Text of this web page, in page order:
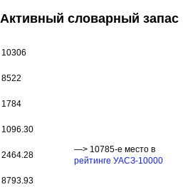
Активный словарный запас
10306
8522
1784
1096.30
2464.28
—> 10785-е место в
рейтинге УАСЗ-10000
8793.93